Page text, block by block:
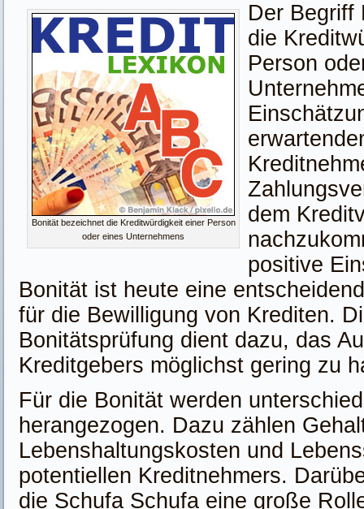
Bonität bezeichnet die Kreditwürdigkeit einer Person
oder eines Unternehmens
Der Begriff
die
Person
dem
positive
Bonität ist heute eine
für die Bewilligung von Krediten.
Bonitätsprüfung dient dazu, das
Kreditgebers möglichst gering zu
Für die Bonität werden
herangezogen. Dazu zählen
Lebenshaltungskosten und
potentiellen Kreditnehmers.
die Schufa Schufa eine große